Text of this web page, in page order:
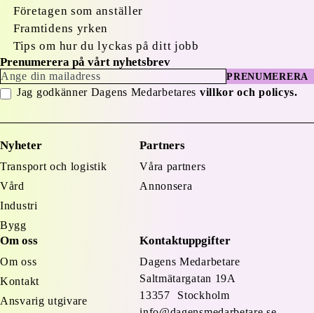
Företagen som anställer
Framtidens yrken
Tips om hur du lyckas på ditt jobb
Prenumerera på vårt nyhetsbrev
PRENUMERERA
Jag godkänner Dagens Medarbetares villkor och policys.
Nyheter
Transport och logistik
Vård
Industri
Bygg
Partners
Våra partners
Annonsera
Om oss
Om oss
Kontakt
Ansvarig utgivare
Kontaktuppgifter
Dagens Medarbetare
Saltmätargatan 19A
13357 Stockholm